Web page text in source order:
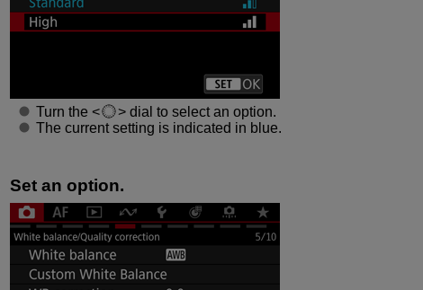
Turn the
dial to select an option.
The current setting is indicated in blue.
Set an option.